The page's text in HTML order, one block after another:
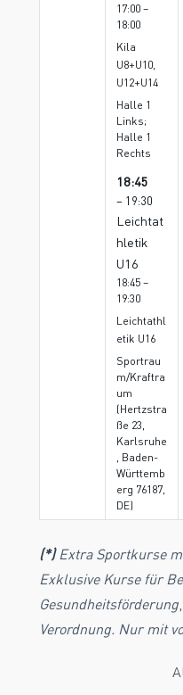
17:00 –
18:00
Kila
U8+U10,
U12+U14
Halle 1
Links;
Halle 1
Rechts
18:45
– 19:30
Leichtat
hletik
U16
18:45 –
19:30
Leichtathl
etik U16
Sportrau
m/Kraftra
um
(Hertzstra
ße 23,
Karlsruhe
, Baden-
Württemb
erg 76187,
DE)
(*)Extra Sportkurse
Exklusive Kurse für
Gesundheitsförderung
Verordnung. Nur mit